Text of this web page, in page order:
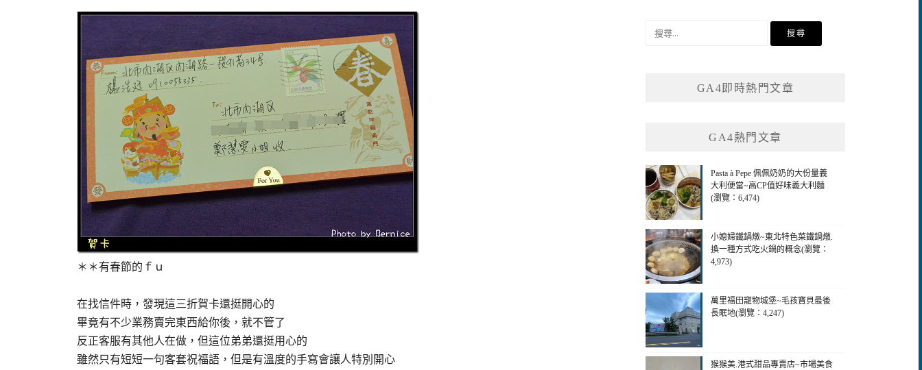
＊＊有春節的ｆｕ
在找信件時，發現這三折賀卡還挺開心的
畢竟有不少業務賣完東西給你後，就不管了
反正客服有其他人在做，但這位弟弟還挺用心的
雖然只有短短一句客套祝福語，但是有溫度的手寫會讓人特別開心
GA4即時熱門文章
GA4熱門文章
Pasta à Pepe 佩佩奶奶的大份量義
大利便當~高CP值好味義大利麵
(瀏覽：6,474)
小媳婦鐵鍋燉~東北特色菜鐵鍋燉.
換一種方式吃火鍋的概念(瀏覽：
4,973)
萬里福田竉物城堡~毛孩寶貝最後
長眠地(瀏覽：4,247)
猴猴美.港式甜品專賣店~市場美食